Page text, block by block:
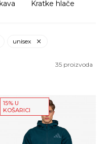
Kratke hlače
unisex
35 proizvoda
15% U
KOŠARICI